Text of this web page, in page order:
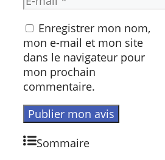
Enregistrer mon nom,
mon e-mail et mon site
dans le navigateur pour
mon prochain
commentaire.
Sommaire